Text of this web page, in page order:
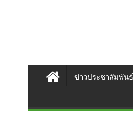
ข่าวประชาสัมพันธ์